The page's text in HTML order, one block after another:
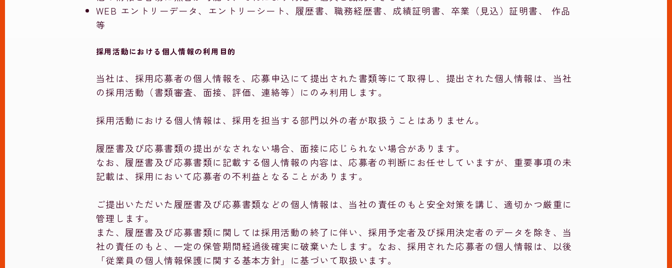
WEB エントリーデータ、エントリーシート、履歴書、職務経歴書、成績証明書、卒業（見込）証明書、 作品
等
採用活動における個人情報の利用目的
当社は、採用応募者の個人情報を、応募申込にて提出された書類等にて取得し、提出された個人情報は、当社
の採用活動（書類審査、面接、評価、連絡等）にのみ利用します。
採用活動における個人情報は、採用を担当する部門以外の者が取扱うことはありません。
履歴書及び応募書類の提出がなされない場合、面接に応じられない場合があります。
なお、履歴書及び応募書類に記載する個人情報の内容は、応募者の判断にお任せしていますが、重要事項の未
記載は、採用において応募者の不利益となることがあります。
ご提出いただいた履歴書及び応募書類などの個人情報は、当社の責任のもと安全対策を講じ、適切かつ厳重に
管理します。
また、履歴書及び応募書類に関しては採用活動の終了に伴い、採用予定者及び採用決定者のデータを除き、当
社の責任のもと、一定の保管期間経過後確実に破棄いたします。なお、採用された応募者の個人情報は、以後
「従業員の個人情報保護に関する基本方針」に基づいて取扱います。